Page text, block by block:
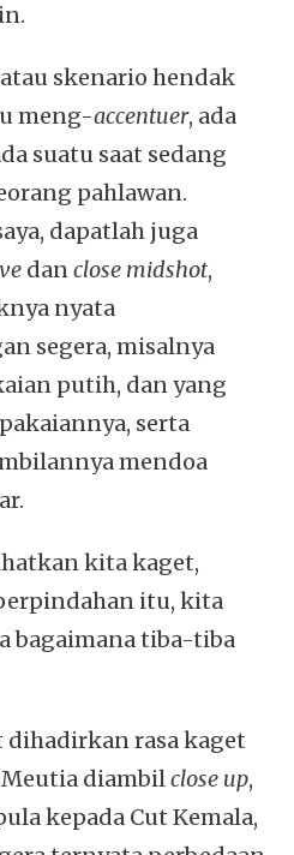
atau skenario hendak
meng-accentuer, ada
suatu saat sedang
pahlawan.
dapatlah juga
danclose midshot,
nyata
segera, misalnya
putih, dan yang
serta
mendoa
kita kaget,
itu, kita
bagaimana tiba-tiba
rasa kaget
diambilclose up,
kepada Cut Kemala,